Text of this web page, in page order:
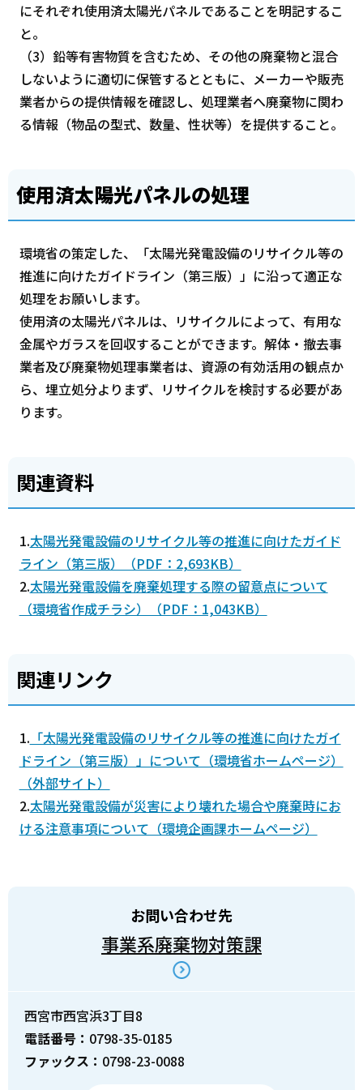
にそれぞれ使用済太陽光パネルであることを明記するこ
と。
（3）鉛等有害物質を含むため、その他の廃棄物と混合
しないように適切に保管するとともに、メーカーや販売
業者からの提供情報を確認し、処理業者へ廃棄物に関わ
る情報（物品の型式、数量、性状等）を提供すること。
使用済太陽光パネルの処理
環境省の策定した、「太陽光発電設備のリサイクル等の
推進に向けたガイドライン（第三版）」に沿って適正な
処理をお願いします。
使用済の太陽光パネルは、リサイクルによって、有用な
金属やガラスを回収することができます。解体・撤去事
業者及び廃棄物処理事業者は、資源の有効活用の観点か
ら、埋立処分よりまず、リサイクルを検討する必要があ
ります。
関連資料
1.太陽光発電設備のリサイクル等の推進に向けたガイド
ライン（第三版）（PDF：2,693KB）
2.太陽光発電設備を廃棄処理する際の留意点について
（環境省作成チラシ）（PDF：1,043KB）
関連リンク
1. 「太陽光発電設備のリサイクル等の推進に向けたガイ
ドライン（第三版）」について（環境省ホームページ）
（外部サイト）
2.太陽光発電設備が災害により壊れた場合や廃棄時にお
ける注意事項について（環境企画課ホームページ）
お問い合わせ先
事業系廃棄物対策課
西宮市西宮浜3丁目8
電話番号： 0798-35-0185
ファックス： 0798-23-0088